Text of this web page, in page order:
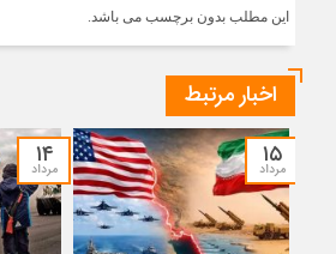
این مطلب بدون برچسب می باشد.
اخبار مرتبط
۱۵
مرداد ۱۴
مرداد